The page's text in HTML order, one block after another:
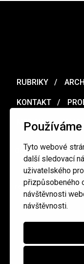
Tyto webové
další sledovací
uživatelského
přizpůsobeného
návštěvnosti
návštěvnosti.
RUBRIKY
KONTAKT
MERCH
Ochrana osobních